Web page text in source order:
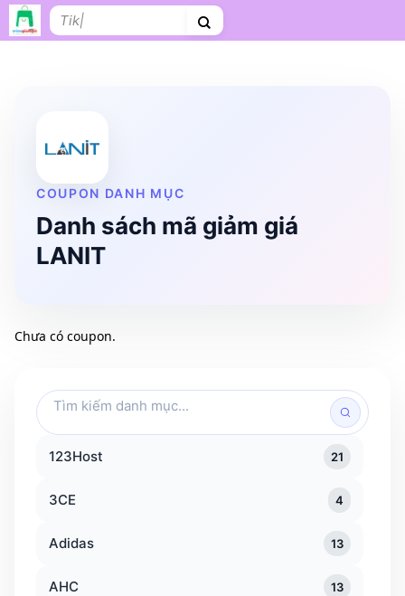
Bỏ
qua
Tìm
kiếm:
COUPON DANH MỤC
Danh sách mã giảm giá
LANIT
Chưa có coupon.
Tìm
kiếm
danh
mục
123Host 21
3CE 4
Adidas 13
AHC 13